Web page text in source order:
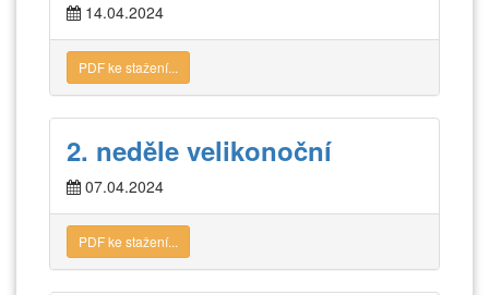
14.04.2024
PDF ke stažení...
2. neděle velikonoční
07.04.2024
PDF ke stažení...